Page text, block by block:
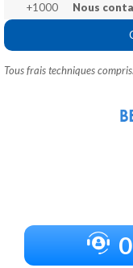
+1000
Nous
Tous frais techniques